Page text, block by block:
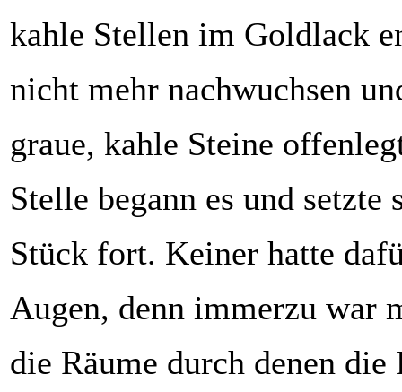
kahle Stellen im Goldlack
nicht mehr nachwuchsen
graue, kahle Steine
Stelle begann es und setzte
Stück fort. Keiner hatte
Augen, denn immerzu war
die Räume durch denen